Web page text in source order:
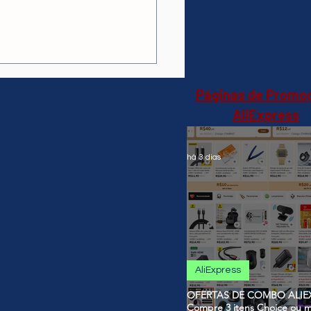
Páginas de
AliExpress
OFERTAS DE COMBO
Compre 3 itens Choice ou
AliExpress
há 3 dias